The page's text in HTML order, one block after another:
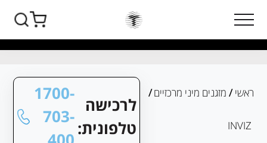
ראשי / מזגנים מיני מרכזיים/
INVIZ
1700-
703-
לרכישה
טלפונית: